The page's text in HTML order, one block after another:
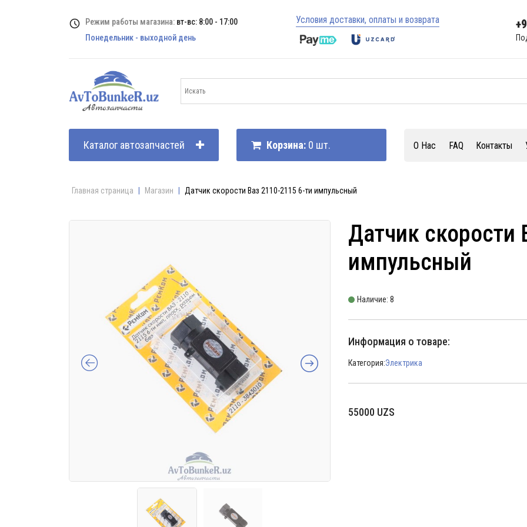
Режим работы магазина: вт-вс: 8:00 - 17:00
Понедельник - выходной день
Условия доставки, оплаты и возврата
Каталог автозапчастей Корзина: 0 шт. О Нас FAQ Контакты
Главная страница Магазин Датчик скорости Ваз 2110-2115 6-ти импульсный
Датчик скорости
импульсный
Наличие: 8
Информация о товаре:
Категория:Электрика
55000 UZS